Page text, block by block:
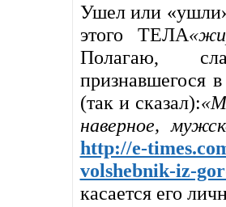
Ушел или
этого ТЕЛА
Полагаю,
признавшегося
(так и сказал):
наверное,
http://e-
volshebnik-iz-
касается его